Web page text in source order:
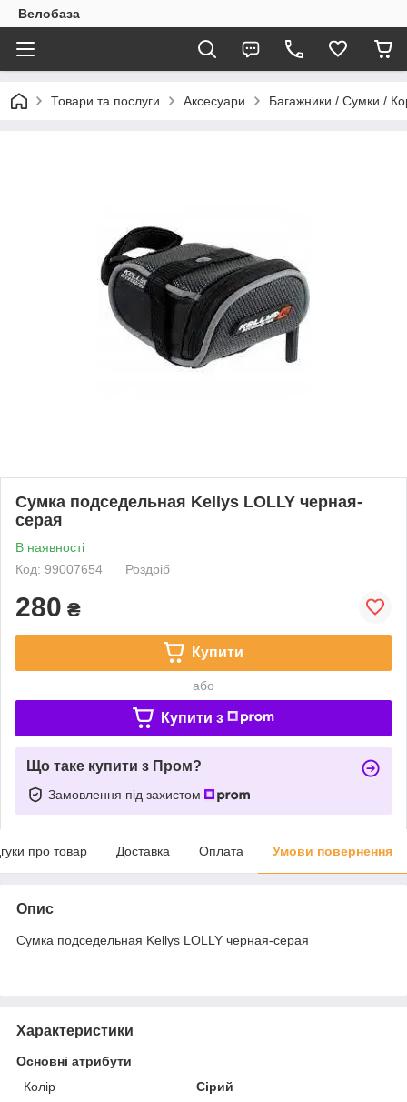
Велобаза
Товари та послуги Аксесуари Багажники / Сумки /
Сумка подседельная Kellys LOLLY черная-
серая
В наявності
Код: 99007654
Роздріб
280 ₴
Купити
або
Купити з
Що таке купити з Пром?
Замовлення під захистом
про товар Доставка Оплата Умови повернення
Опис
Сумка подседельная Kellys LOLLY черная-серая
Характеристики
Основні атрибути
Колір
Сірий